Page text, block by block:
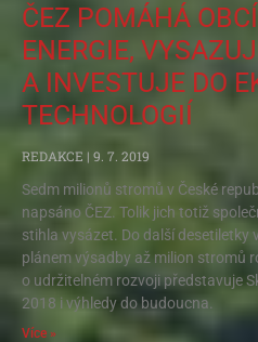
ČEZ POMÁHÁ
ENERGIE,
A INVESTUJE DO
TECHNOLOGIÍ
REDAKCE
9. 7. 2019
Sedm milionů stromů v České
napsáno ČEZ. Tolik jich totiž
stihla vysázet. Do další desetiletky
plánem výsadby až milion stromů
o udržitelném rozvoji představuje
2018 i výhledy do budoucna.
Více »